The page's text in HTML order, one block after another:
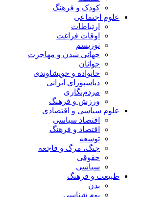
کودک و فرهنگ
علوم اجتماعی
ارتباطات
اوقات فراغت
توریسم
جهانی شدن و مهاجرت
جوانان
خانواده و خویشاوندی
دیاسپورای ایرانی
مردم‌نگاری
ورزش و فرهنگ
علوم سیاسی و اقتصادی
اقتصاد سیاسی
اقتصاد و فرهنگ
توسعه
جنگ، مرگ و فاجعه
حقوقی
سیاسی
طبیعت و فرهنگ
بدن
بوم شناسی